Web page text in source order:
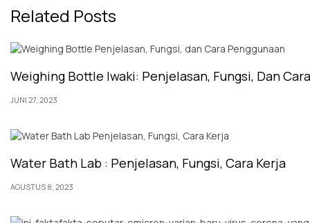
Related Posts
Weighing Bottle Iwaki: Penjelasan, Fungsi, Dan
JUNI 27, 2023
Water Bath Lab : Penjelasan, Fungsi, Cara Kerja
AGUSTUS 8, 2023